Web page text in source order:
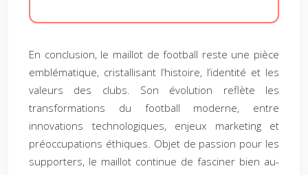
En conclusion, le maillot de football reste une pièce
emblématique, cristallisant l’histoire, l’identité et les
valeurs des clubs. Son évolution reflète les
transformations du football moderne, entre
innovations technologiques, enjeux marketing et
préoccupations éthiques. Objet de passion pour les
supporters, le maillot continue de fasciner bien au-